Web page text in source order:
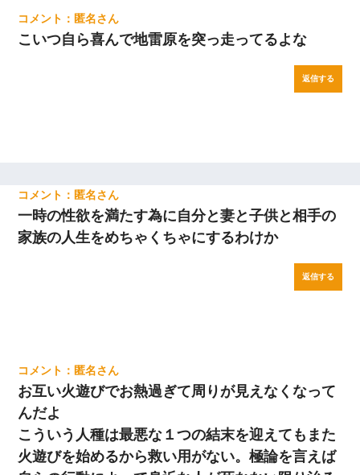
匿名
こいつ自ら喜んで地雷原を突っ走ってるよな
返信する
匿名
一時の性欲を満たす為に自分と妻と子供と相手の
家族の人生をめちゃくちゃにするわけか
返信する
匿名
お互い火遊びでお熱過ぎて周りが見えなくなって
んだよ
こういう人種は最悪な１つの結末を迎えてもまた
火遊びを始めるから救い用がない。極論を言えば